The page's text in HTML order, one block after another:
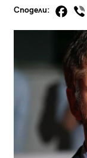
Сподели: